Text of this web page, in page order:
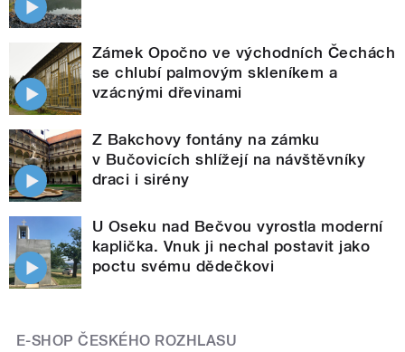
Zámek Opočno ve východních Čechách
se chlubí palmovým skleníkem a
vzácnými dřevinami
Z Bakchovy fontány na zámku
v Bučovicích shlížejí na návštěvníky
draci i sirény
U Oseku nad Bečvou vyrostla moderní
kaplička. Vnuk ji nechal postavit jako
poctu svému dědečkovi
E-SHOP ČESKÉHO ROZHLASU